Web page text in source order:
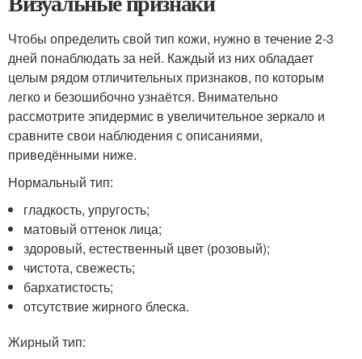
Чтобы определить свой тип кожи, нужно в течение 2-3
дней понаблюдать за ней. Каждый из них обладает
целым рядом отличительных признаков, по которым
легко и безошибочно узнаётся. Внимательно
рассмотрите эпидермис в увеличительное зеркало и
сравните свои наблюдения с описаниями,
приведёнными ниже.
Нормальный тип:
гладкость, упругость;
матовый оттенок лица;
здоровый, естественный цвет (розовый);
чистота, свежесть;
бархатистость;
отсутствие жирного блеска.
Жирный тип: